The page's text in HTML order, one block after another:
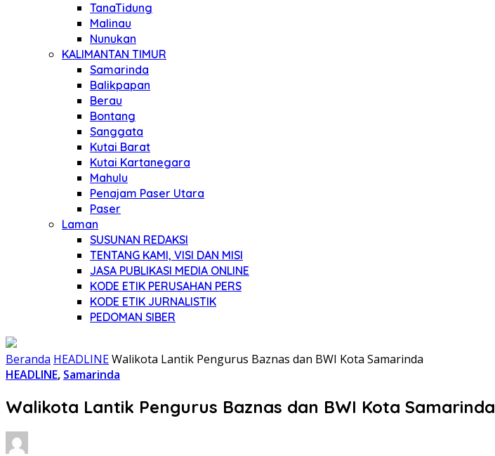
TanaTidung
Malinau
Nunukan
KALIMANTAN TIMUR
Samarinda
Balikpapan
Berau
Bontang
Sanggata
Kutai Barat
Kutai Kartanegara
Mahulu
Penajam Paser Utara
Paser
Laman
SUSUNAN REDAKSI
TENTANG KAMI, VISI DAN MISI
JASA PUBLIKASI MEDIA ONLINE
KODE ETIK PERUSAHAN PERS
KODE ETIK JURNALISTIK
PEDOMAN SIBER
Beranda HEADLINEWalikota Lantik Pengurus Baznas dan BWI Kota Samarinda
HEADLINE, Samarinda
Walikota Lantik Pengurus Baznas dan BWI Kota Samarinda